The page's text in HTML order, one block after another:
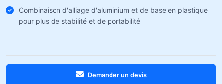
Combinaison d'alliage d'aluminium et de base en plastique
pour plus de stabilité et de portabilité
Demander un devis